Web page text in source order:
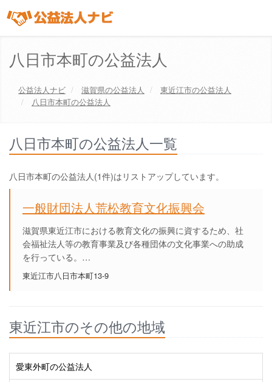
八日市本町の公益法人
公益法人ナビ 滋賀県の公益法人 東近江市の公益法人
八日市本町の公益法人
八日市本町の公益法人一覧
八日市本町の公益法人(1件)はリストアップしています。
一般財団法人荒松教育文化振興会
滋賀県東近江市における教育文化の振興に資するため、社
会福祉法人等の教育事業及び各種団体の文化事業への助成
を行っている。…
東近江市八日市本町13-9
東近江市のその他の地域
愛東外町の公益法人